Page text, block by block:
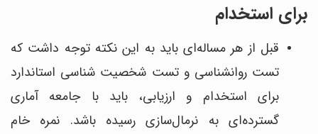
برای استخدام
قبل از هر مساله‌ای باید به این نکته توجه داشت که
تست روانشناسی و تست شخصیت شناسی استاندارد
برای استخدام و ارزیابی، باید با جامعه آماری
گسترده‌ای به نرمال‌سازی رسیده باشد. نمره خام